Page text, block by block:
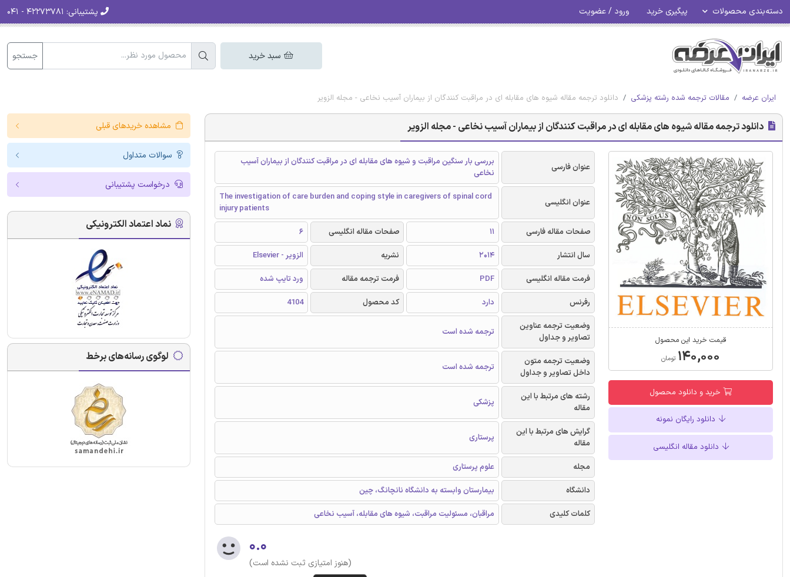
دسته‌بندی محصولات پیگیری خرید ورود / عضویت پشتیبانی:
سبد خرید جستجو
ایران عرضه مقالات ترجمه شده رشته پزشکی دانلود ترجمه مقاله شیوه های مقابله ای در مراقبت کنندگان از بیماران آسیب نخاعی - مجله الزویر
دانلود ترجمه مقاله شیوه های مقابله ای در مراقبت کنندگان از بیماران آسیب نخاعی - مجله الزویر
قیمت خرید این محصول
۱۴۰,۰۰۰ تومان
خرید و دانلود محصول
دانلود رایگان نمونه
دانلود مقاله انگلیسی
عنوان فارسی
بررسی بار سنگین مراقبت و شیوه های مقابله ای در مراقبت کنندگان از بیماران آسیب
نخاعی
عنوان انگلیسی
The investigation of care burden and coping style in caregivers of spinal cord
injury patients
صفحات مقاله فارسی
11 صفحات مقاله انگلیسی
6
سال انتشار
2014 نشریه
الزویر - Elsevier
فرمت مقاله انگلیسی
PDF فرمت ترجمه مقاله
ورد تایپ شده
رفرنس
دارد کد محصول
4104
وضعیت ترجمه عناوین
تصاویر و جداول
ترجمه شده است
وضعیت ترجمه متون
داخل تصاویر و جداول
ترجمه شده است
رشته های مرتبط با این
مقاله
پزشکی
گرایش های مرتبط با این
مقاله
پرستاری
مجله
علوم پرستاری
دانشگاه
بیمارستان وابسته به دانشگاه نانچانگ، چین
کلمات کلیدی
مراقبان، مسئولیت مراقبت، شیوه های مقابله، آسیب نخاعی
۰.۰
(هنوز امتیازی ثبت نشده است)
مشاهده خریدهای قبلی
سوالات متداول
درخواست پشتیبانی
نماد اعتماد الکترونیکی
لوگوی رسانه‌های برخط